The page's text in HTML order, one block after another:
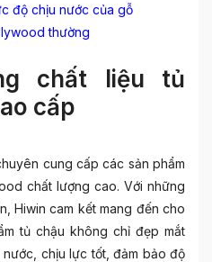
độ chịu nước của gỗ
thường
chất liệu tủ
cấp
cung cấp các sản phẩm
chất lượng cao. Với những
Hiwin cam kết mang đến cho
tủ chậu không chỉ đẹp mắt
chịu lực tốt, đảm bảo độ